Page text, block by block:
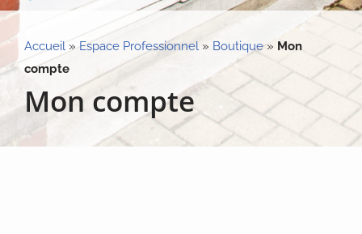
Accueil »Espace Professionnel » Boutique» Mon
compte
Mon compte